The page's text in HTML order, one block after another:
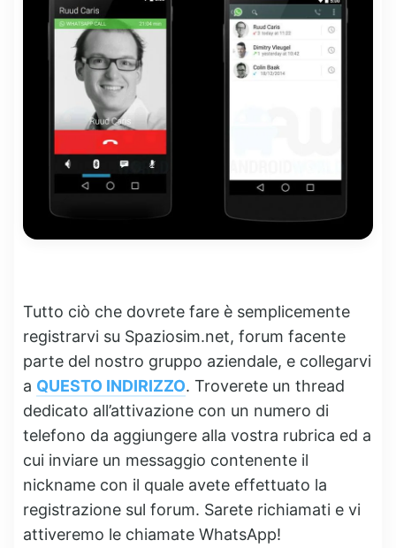
Tutto ciò che dovrete fare è semplicemente
registrarvi su Spaziosim.net, forum facente
parte del nostro gruppo aziendale, e collegarvi
a QUESTO INDIRIZZO. Troverete un thread
dedicato all’attivazione con un numero di
telefono da aggiungere alla vostra rubrica ed a
cui inviare un messaggio contenente il
nickname con il quale avete effettuato la
registrazione sul forum. Sarete richiamati e vi
attiveremo le chiamate WhatsApp!